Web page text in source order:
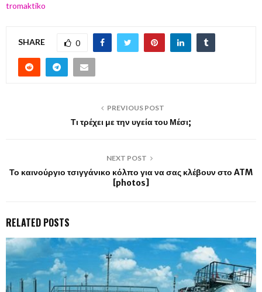
tromaktiko
SHARE 0
PREVIOUS POST
Τι τρέχει με την υγεία του Μέσι;
NEXT POST
Το καινούργιο τσιγγάνικο κόλπο για να σας κλέβουν στο ATM
[photos]
RELATED POSTS